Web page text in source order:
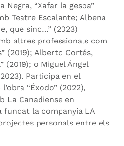
Negra, “Xafar la gespa”
Teatre Escalante; Albena
que sino…” (2023)
altres professionals com
(2019); Alberto Cortés,
(2019); o Miguel Ángel
Participa en el
“Éxodo” (2022),
La Canadiense en
fundat la companyia LA
personals entre els